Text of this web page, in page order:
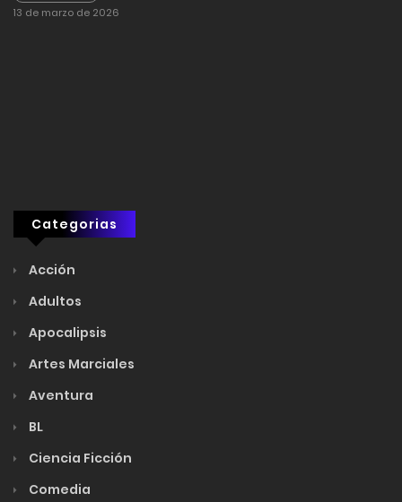
13 de marzo de 2026
Categorias
Acción
Adultos
Apocalipsis
Artes Marciales
Aventura
BL
Ciencia Ficción
Comedia